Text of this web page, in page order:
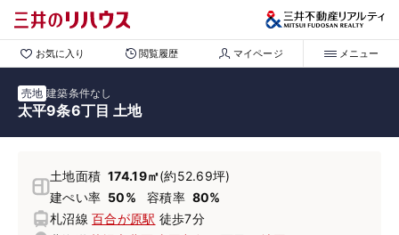
お気に入り 閲覧履歴 マイページ メニュー
売地 建築条件なし
太平9条6丁目 土地
土地面積 174.19㎡(約52.69坪)
建ぺい率 50% 容積率 80%
札沼線百合が原駅 徒歩7分